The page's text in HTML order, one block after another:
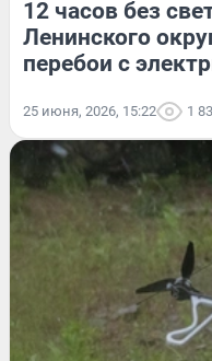
12 часов без
Ленинского
перебои с
25 июня, 2026, 15:22 1